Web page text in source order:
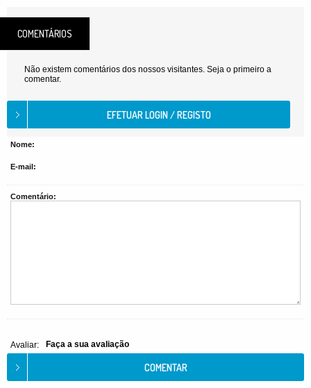
COMENTÁRIOS
Não existem comentários dos nossos visitantes. Seja o primeiro a
comentar.
Nome:
E-mail:
Comentário:
Avaliar: Faça a sua avaliação